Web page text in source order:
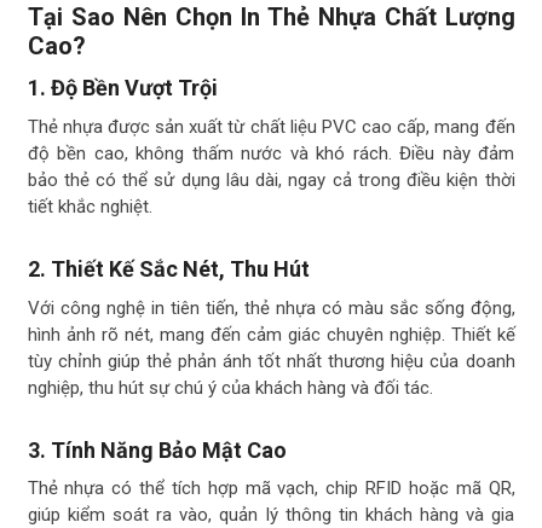
Tại Sao Nên Chọn In Thẻ Nhựa Chất Lượng
Cao?
1. Độ Bền Vượt Trội
Thẻ nhựa được sản xuất từ chất liệu PVC cao cấp, mang đến
độ bền cao, không thấm nước và khó rách. Điều này đảm
bảo thẻ có thể sử dụng lâu dài, ngay cả trong điều kiện thời
tiết khắc nghiệt.
2. Thiết Kế Sắc Nét, Thu Hút
Với công nghệ in tiên tiến, thẻ nhựa có màu sắc sống động,
hình ảnh rõ nét, mang đến cảm giác chuyên nghiệp. Thiết kế
tùy chỉnh giúp thẻ phản ánh tốt nhất thương hiệu của doanh
nghiệp, thu hút sự chú ý của khách hàng và đối tác.
3. Tính Năng Bảo Mật Cao
Thẻ nhựa có thể tích hợp mã vạch, chip RFID hoặc mã QR,
giúp kiểm soát ra vào, quản lý thông tin khách hàng và gia